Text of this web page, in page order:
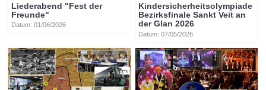
Liederabend "Fest der
Freunde"
Datum: 01/06/2026
Kindersicherheitsolympiade
Bezirksfinale Sankt Veit an
der Glan 2026
Datum: 07/05/2026